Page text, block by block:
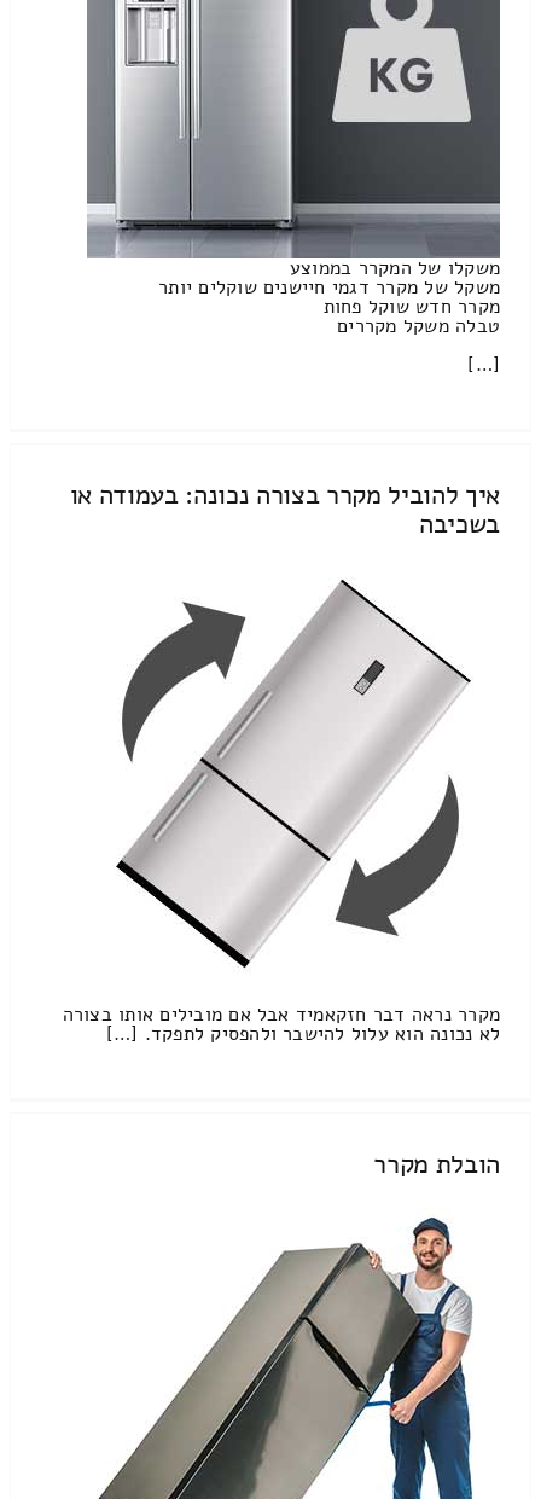
משקלו של המקרר בממוצע
משקל של מקרר דגמי חיישנים שוקלים יותר
מקרר חדש שוקל פחות
טבלה משקל מקררים
[…]
איך להוביל מקרר בצורה נכונה: בעמודה או
בשכיבה
מקרר נראה דבר חזקאמיד אבל אם מובילים אותו בצורה
לא נכונה הוא עלול להישבר ולהפסיק לתפקד. […]
הובלת מקרר